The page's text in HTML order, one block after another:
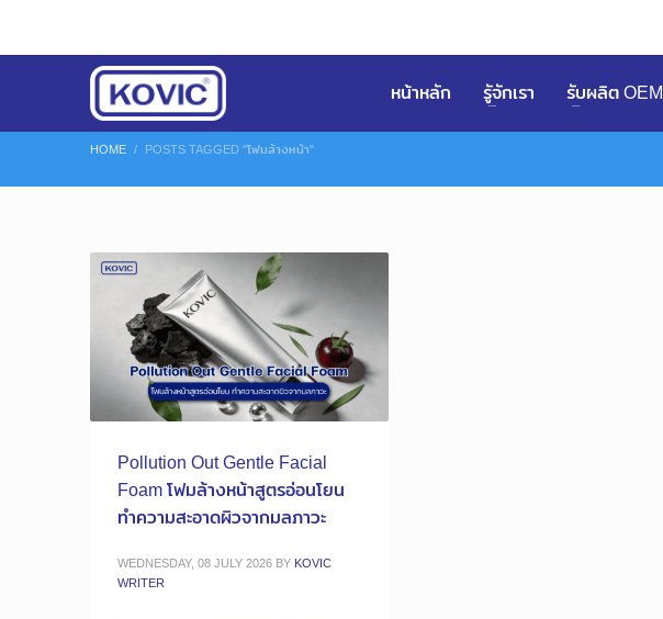
หน้าหลัก รูัจักเรา รับผลิต OEM
HOME POSTS TAGGED "โฟมล้างหน้า"
Pollution Out Gentle Facial
Foam โฟมล้างหน้าสูตรอ่อนโยน
ทำความสะอาดผิวจากมลภาวะ
WEDNESDAY, 08 JULY 2026 BY KOVIC
WRITER